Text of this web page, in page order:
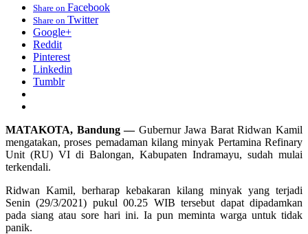
Share on Facebook
Share on Twitter
Google+
Reddit
Pinterest
Linkedin
Tumblr
MATAKOTA, Bandung —Gubernur Jawa Barat Ridwan Kamil
mengatakan, proses pemadaman kilang minyak Pertamina Refinary
Unit (RU) VI di Balongan, Kabupaten Indramayu, sudah mulai
terkendali.
Ridwan Kamil, berharap kebakaran kilang minyak yang terjadi
Senin (29/3/2021) pukul 00.25 WIB tersebut dapat dipadamkan
pada siang atau sore hari ini. Ia pun meminta warga untuk tidak
panik.